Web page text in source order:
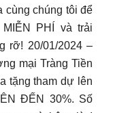
cùng chúng tôi để
PHÍ và trải
rỡ! 20/01/2024 –
mại Tràng Tiền
tặng tham dự lên
ĐẾN 30%. Số